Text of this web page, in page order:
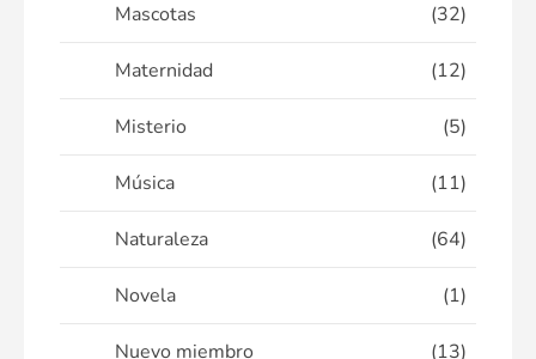
Mascotas (32)
Maternidad (12)
Misterio (5)
Música (11)
Naturaleza (64)
Novela (1)
Nuevo miembro (13)